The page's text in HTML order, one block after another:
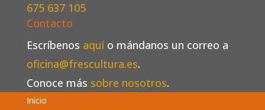
675 637 105
Contacto
Escríbenos aquío mándanos un correo a
oficina@frescultura.es.
Conoce más sobre nosotros.
Inicio